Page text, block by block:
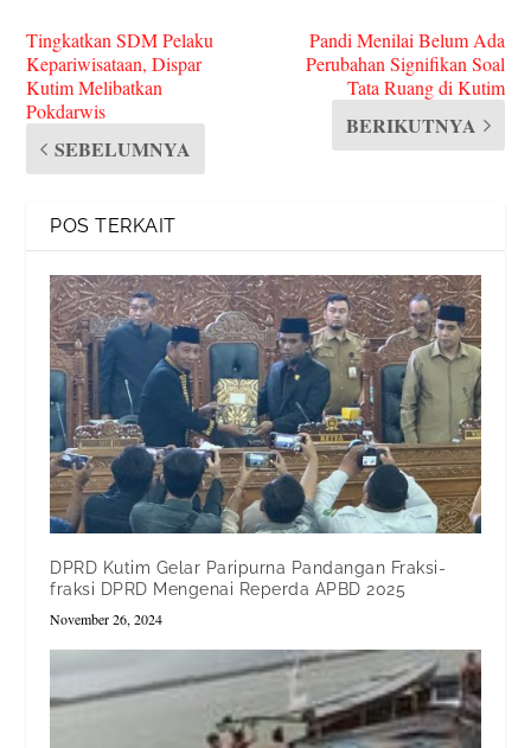
Tingkatkan SDM Pelaku
Kepariwisataan, Dispar
Kutim Melibatkan
Pokdarwis
SEBELUMNYA
Pandi Menilai Belum Ada
Perubahan Signifikan Soal
Tata Ruang di Kutim
BERIKUTNYA
POS TERKAIT
DPRD Kutim Gelar Paripurna Pandangan Fraksi-
fraksi DPRD Mengenai Reperda APBD 2025
November 26, 2024